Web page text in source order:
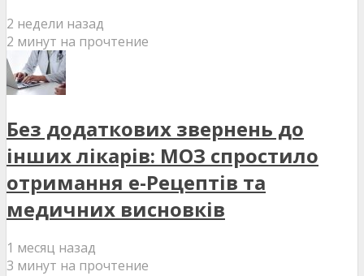
2 недели назад
2 минут на прочтение
Без додаткових звернень до
інших лікарів: МОЗ спростило
отримання е-Рецептів та
медичних висновків
1 месяц назад
3 минут на прочтение